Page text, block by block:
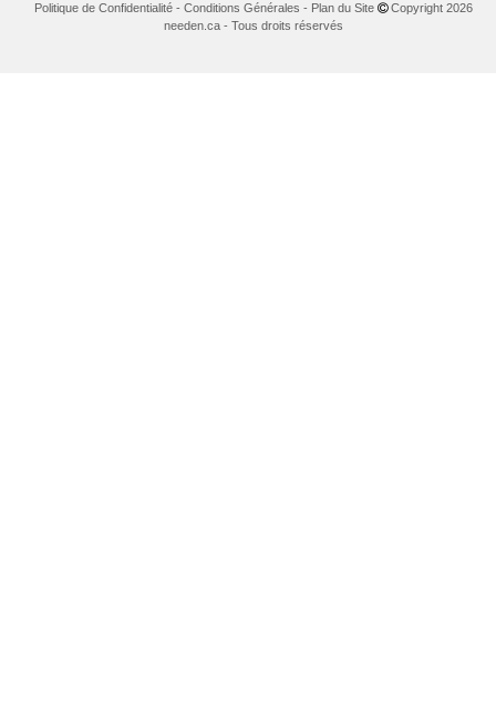
Politique de Confidentialité - Conditions Générales - Plan du Site
Copyright 2026
needen.ca - Tous droits réservés